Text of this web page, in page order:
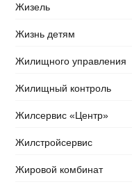
Жизель
Жизнь детям
Жилищного управления
Жилищный контроль
Жилсервис «Центр»
Жилстройсервис
Жировой комбинат